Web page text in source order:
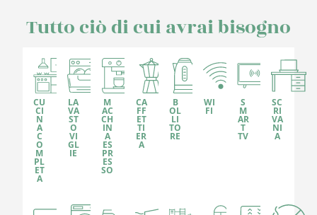
Tutto ciò di cui avrai bisogno
CU
CI
N
A
C
O
M
PL
ET
A
LA
VA
ST
O
VI
GL
IE
M
AC
CH
IN
A
ES
PR
ES
SO
CA
FF
ET
TI
ER
A
B
OL
LI
TO
RE
WI
FI
S
M
AR
T
TV
SC
RI
VA
NI
A